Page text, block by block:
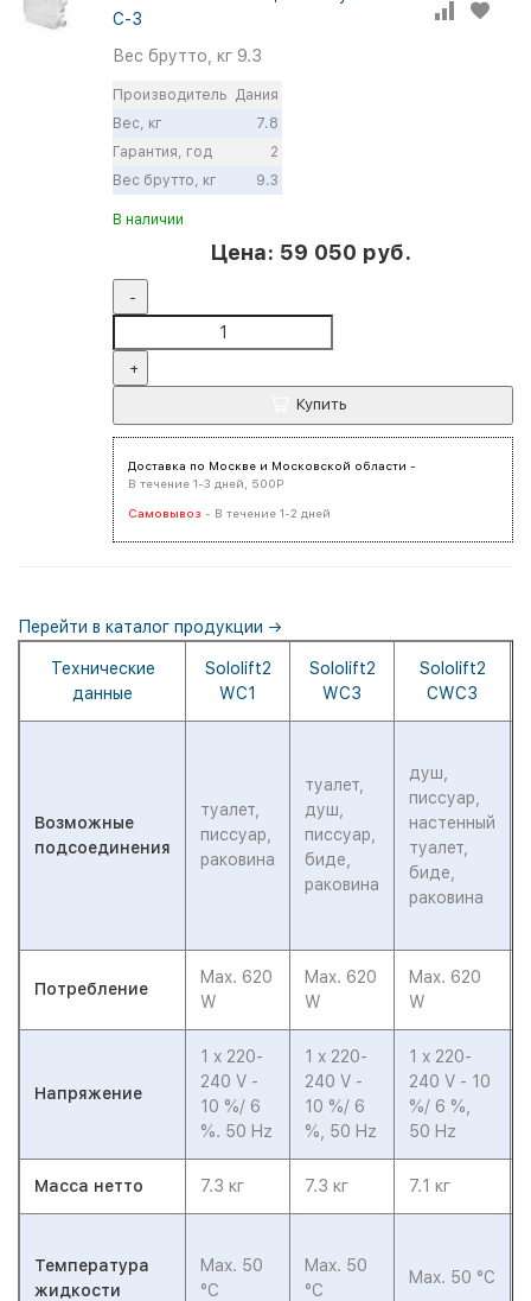
C-3
Вес брутто, кг 9.3
Производитель Дания
Вес, кг
7.8
Гарантия, год
2
Вес брутто, кг
9.3
В наличии
Цена: 59 050 руб.
-
+
Купить
Доставка по Москве и Московской области -
В течение 1-3 дней, 500Р
Самовывоз - В течение 1-2 дней
Перейти в каталог продукции →
Технические
данные
Sololift2
WC1
Sololift2
WC3
Sololift2
CWC3
Возможные
подсоединения
туалет,
писсуар,
раковина
туалет,
душ,
писсуар,
биде,
раковина
душ,
писсуар,
настенный
туалет,
биде,
раковина
Потребление
Max. 620
W
Max. 620
W
Max. 620
W
Напряжение
1 x 220-
240 V -
10 %/ 6
%. 50 Hz
1 x 220-
240 V -
10 %/ 6
%, 50 Hz
1 x 220-
240 V - 10
%/ 6 %,
50 Hz
Масса нетто 7.3 кг 7.3 кг 7.1 кг
Температура
жидкости
Max. 50
°C
Max. 50
°C
Max. 50 °C